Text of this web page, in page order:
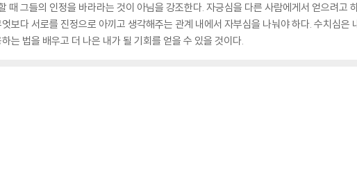
때 그들의 인정을 바라라는 것이 아님을 강조한다. 자긍심을 다른 사람에게서 얻으려고
보다 서로를 진정으로 아끼고 생각해주는 관계 내에서 자부심을 나눠야 하다. 수치심은
는 법을 배우고 더 나은 내가 될 기회를 얻을 수 있을 것이다.